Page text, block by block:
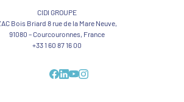
CIDI GROUPE
Bois Briard 8 rue de la Mare Neuve,
91080 – Courcouronnes, France
+33 1 60 87 16 00